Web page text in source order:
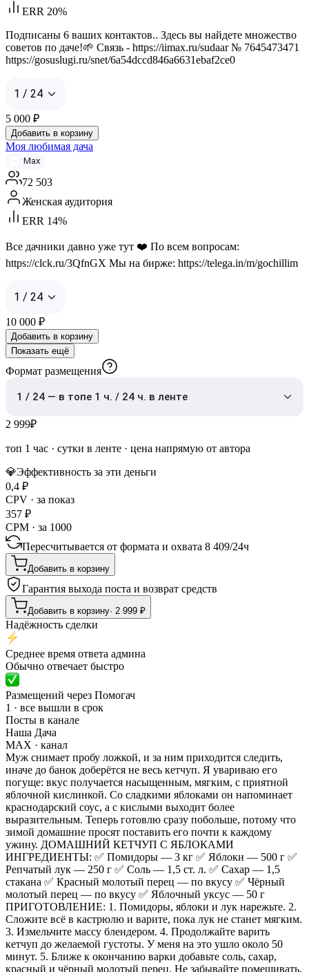
ERR 20%
Подписаны 6 ваших контактов.. Здесь вы найдете множество
советов по даче!🌱 Связь - https://iimax.ru/sudaar № 7645473471
https://gosuslugi.ru/snet/6a54dccd846a6631ebaf2ce0
1 / 24
5 000 ₽
Добавить в корзину
Моя любимая дача
Max
72 503
Женская аудитория
ERR 14%
Все дачники давно уже тут ❤️ По всем вопросам:
https://clck.ru/3QfnGX Мы на бирже: https://telega.in/m/gochillim
1 / 24
10 000 ₽
Добавить в корзину
Показать ещё
Формат размещения
1 / 24 — в топе 1 ч. / 24 ч. в ленте
2 999₽
топ 1 час · сутки в ленте · цена напрямую от автора
💎Эффективность за эти деньги
0,4 ₽
CPV · за показ
357 ₽
CPM · за 1000
Пересчитывается от формата и охвата 8 409/24ч
Добавить в корзину
Гарантия выхода поста и возврат средств
Добавить в корзину· 2 999 ₽
Надёжность сделки
Среднее время ответа админа
Обычно отвечает быстро
Размещений через Помогач
1 · все вышли в срок
Посты в канале
Наша Дача
MAX · канал
Муж снимает пробу ложкой, и за ним приходится следить,
иначе до банок доберётся не весь кетчуп. Я увариваю его
погуще: вкус получается насыщенным, мягким, с приятной
яблочной кислинкой. Со сладкими яблоками он напоминает
краснодарский соус, а с кислыми выходит более
выразительным. Теперь готовлю сразу побольше, потому что
зимой домашние просят поставить его почти к каждому
ужину. ДОМАШНИЙ КЕТЧУП С ЯБЛОКАМИ
ИНГРЕДИЕНТЫ: ✅ Помидоры — 3 кг ✅ Яблоки — 500 г ✅
Репчатый лук — 250 г ✅ Соль — 1,5 ст. л. ✅ Сахар — 1,5
стакана ✅ Красный молотый перец — по вкусу ✅ Чёрный
молотый перец — по вкусу ✅ Яблочный уксус — 50 г
ПРИГОТОВЛЕНИЕ: 1. Помидоры, яблоки и лук нарежьте. 2.
Сложите всё в кастрюлю и варите, пока лук не станет мягким.
3. Измельчите массу блендером. 4. Продолжайте варить
кетчуп до желаемой густоты. У меня на это ушло около 50
минут. 5. Ближе к окончанию варки добавьте соль, сахар,
красный и чёрный молотый перец. Не забывайте помешивать,